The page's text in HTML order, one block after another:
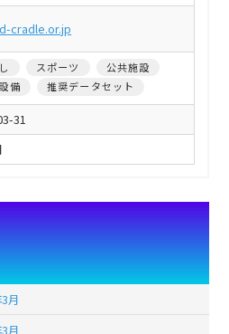
cradle.or.jp
スポーツ
公共施設
備
推奨データセット
31
月
月